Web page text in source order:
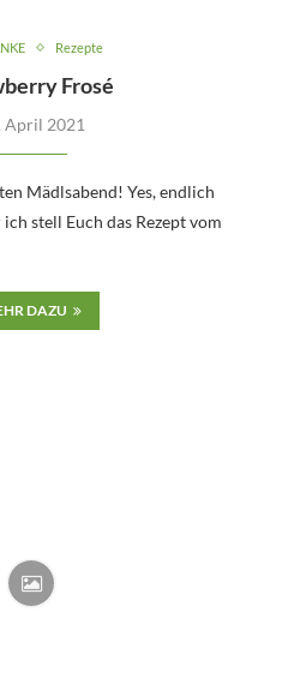
Rezepte
Frosé
April 2021
Mädlsabend! Yes, endlich
stell Euch das Rezept vom
DAZU